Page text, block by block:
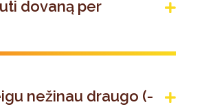
dovaną per
nežinau draugo (-